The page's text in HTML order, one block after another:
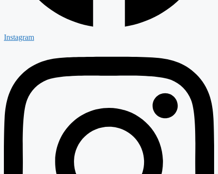
Instagram